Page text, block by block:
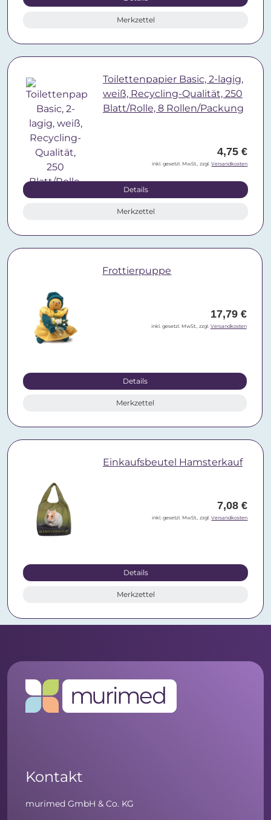
Merkzettel
Toilettenpapier Basic, 2-lagig,
weiß, Recycling-Qualität, 250
Blatt/Rolle, 8 Rollen/Packung
4,75 €
inkl. gesetzl. MwSt., zzgl.Versandkosten
Details
Merkzettel
Frottierpuppe
17,79 €
inkl. gesetzl. MwSt., zzgl. Versandkosten
Details
Merkzettel
Einkaufsbeutel Hamsterkauf
7,08 €
inkl. gesetzl. MwSt., zzgl.Versandkosten
Details
Merkzettel
Kontakt
murimed GmbH & Co. KG